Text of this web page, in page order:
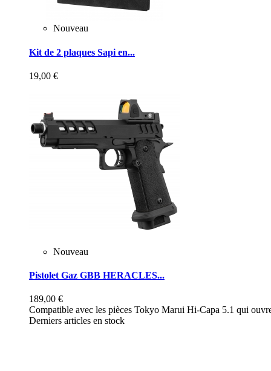
Nouveau
Kit de 2 plaques Sapi en...
19,00 €
Nouveau
Pistolet Gaz GBB HERACLES...
189,00 €
Compatible avec les pièces Tokyo Marui Hi-Capa 5.1 qui
Derniers articles en stock